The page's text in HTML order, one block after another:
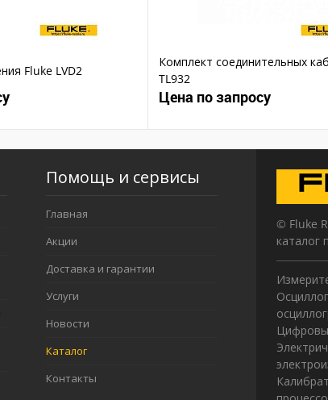
Fluke LVD2
Комплект соединительных
TL932
Цена по запросу
Помощь и сервисы
Главная
Акции
Доставка и гарантии
Услуги
Новости
Каталог
Контакты
© Fluke
каталог